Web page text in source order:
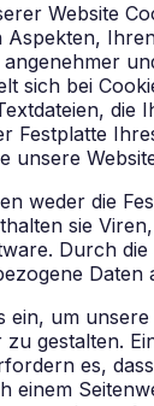
Website
Aspekten,
sich bei
die
Festplatte
unsere
weder die
sie
Durch
Daten
ein, um unsere
gestalten.
es,
einem